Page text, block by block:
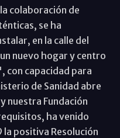
colaboración de
se ha
en la calle del
nuevo hogar y centro
con capacidad para
de Sanidad abre
nuestra Fundación
ha venido
positiva Resolución